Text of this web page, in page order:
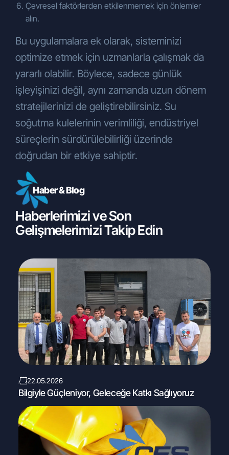
Çevresel faktörlerden etkilenmemek için önlemler
alın.
Bu uygulamalara ek olarak, sisteminizi
optimize etmek için uzmanlarla çalışmak da
yararlı olabilir. Böylece, sadece günlük
işleyişinizi değil, aynı zamanda uzun dönem
stratejilerinizi de geliştirebilirsiniz. Su
soğutma kulelerinin verimliliği, endüstriyel
süreçlerin sürdürülebilirliği üzerinde
doğrudan bir etkiye sahiptir.
Haber & Blog
Haberlerimizi ve Son
Gelişmelerimizi Takip Edin
22.05.2026
Bilgiyle Güçleniyor, Geleceğe Katkı Sağlıyoruz